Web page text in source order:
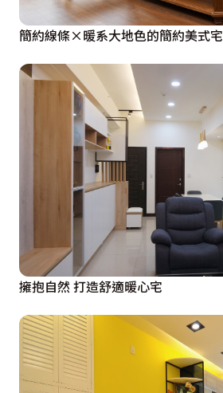
簡約線條×暖系大地色的簡約美式宅
擁抱自然 打造舒適暖心宅